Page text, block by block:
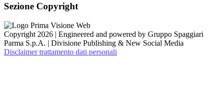
Sezione Copyright
Copyright 2026 | Engineered and powered by Gruppo Spaggiari
Parma S.p.A. | Divisione Publishing & New Social Media
Disclaimer trattamento dati personali